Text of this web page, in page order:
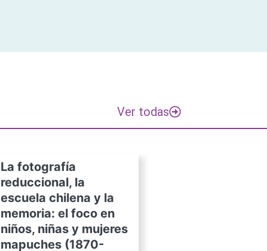
Ver todas
La fotografía
reduccional, la
escuela chilena y la
memoria: el foco en
niños, niñas y mujeres
mapuches (1870-